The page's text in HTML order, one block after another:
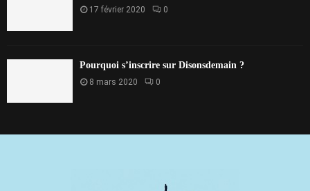
17 février 2020 0
Pourquoi s’inscrire sur Disonsdemain ?
8 mars 2020 0